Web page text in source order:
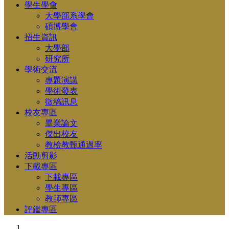
學生學會
大學部系學會
碩博學會
招生資訊
大學部
研究所
學術交流
專題演講
學術發表
徵稿訊息
校友專區
畢業論文
傑出校友
教檢教甄通過率
活動剪影
下載專區
下載專區
學生專區
教師專區
評鑑專區